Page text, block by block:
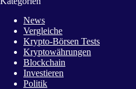
News
Vergleiche
Krypto-Börsen Tests
Kryptowährungen
Blockchain
Investieren
Politik